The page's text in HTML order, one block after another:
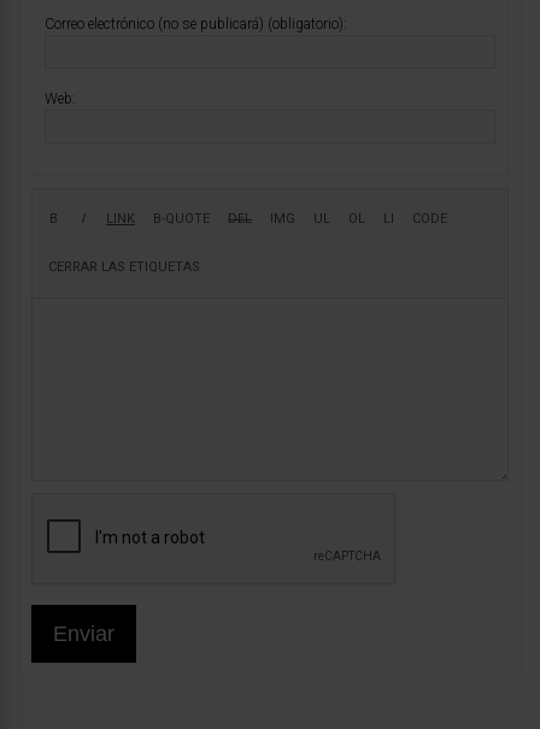
Correo electrónico (no se publicará) (obligatorio):
Web:
Enviar